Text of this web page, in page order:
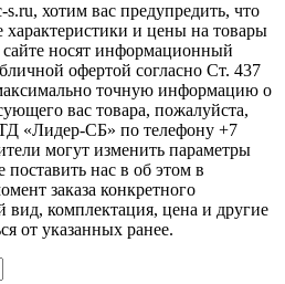
хотим вас предупредить, что
характеристики и цены на товары
носят информационный
офертой согласно Ст. 437
точную информацию о
вас товара, пожалуйста,
«Лидер-СБ» по телефону +7
могут изменить параметры
поставить нас в об этом в
заказа конкретного
вид, комплектация, цена и другие
от указанных ранее.